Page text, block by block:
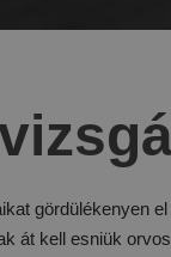
gördülékenyen
át kell esniük